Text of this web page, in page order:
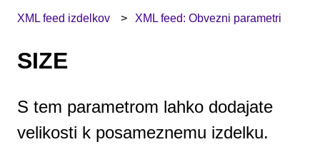
XML feed izdelkov XML feed: Obvezni parametri
SIZE
S tem parametrom lahko dodajate
velikosti k posameznemu izdelku.